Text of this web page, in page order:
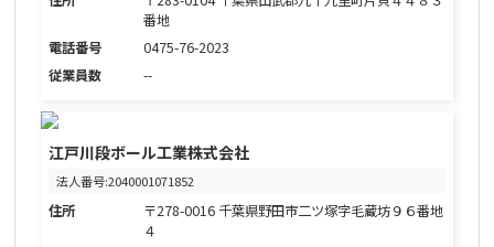
番地
電話番号
0475-76-2023
従業員数
--
江戸川段ボール工業株式会社
法人番号:2040001071852
住所
〒278-0016 千葉県野田市二ツ塚字毛蔵坊９６番地
４